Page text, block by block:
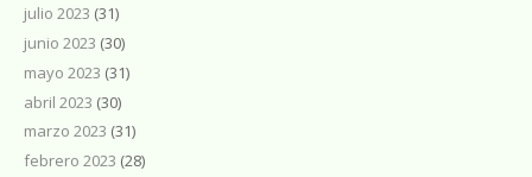
julio 2023 (31)
junio 2023 (30)
mayo 2023 (31)
abril 2023 (30)
marzo 2023 (31)
febrero 2023 (28)